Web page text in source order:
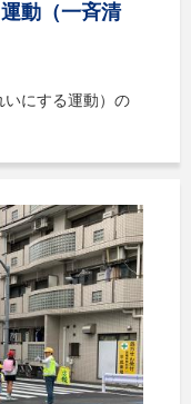
動（一斉清
いにする運動）の